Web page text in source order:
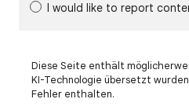
I would like to report
Diese Seite enthält
KI-Technologie übersetzt
Fehler enthalten.